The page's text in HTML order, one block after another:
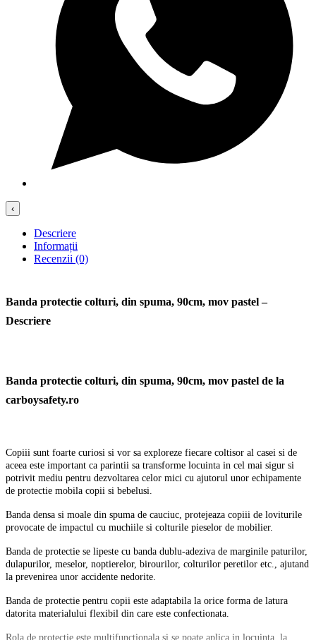
‹
Descriere
Informații
Recenzii (0)
Banda protectie colturi, din spuma, 90cm, mov pastel –
Descriere
Banda protectie colturi, din spuma, 90cm, mov pastel de la
carboysafety.ro
Copiii sunt foarte curiosi si vor sa exploreze fiecare coltisor al casei si de
aceea este important ca parintii sa transforme locuinta in cel mai sigur si
potrivit mediu pentru dezvoltarea celor mici cu ajutorul unor echipamente
de protectie mobila copii si bebelusi.
Banda densa si moale din spuma de cauciuc, protejeaza copiii de loviturile
provocate de impactul cu muchiile si colturile pieselor de mobilier.
Banda de protectie se lipeste cu banda dublu-adeziva de marginile paturilor,
dulapurilor, meselor, noptierelor, birourilor, colturilor peretilor etc., ajutand
la prevenirea unor accidente nedorite.
Banda de protectie pentru copii este adaptabila la orice forma de latura
datorita materialului flexibil din care este confectionata.
Rola de protectie este multifunctionala si se poate aplica in locuinta, la